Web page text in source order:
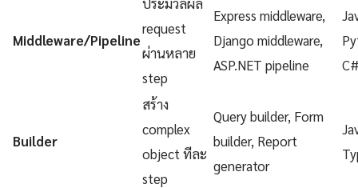
Middleware/Pipeline
request
ผ่านหลาย
step
Express middleware,
Django middleware,
ASP.NET pipeline
Builder
สร้าง
complex
object ทีละ
step
Query builder, Form
builder, Report
generator